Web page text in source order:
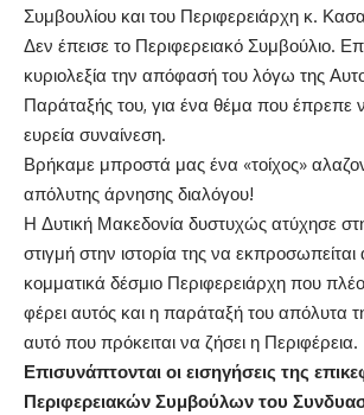
Συμβουλίου και του Περιφερειάρχη κ.
Δεν έπεισε το Περιφερειακό Συμβούλιο.
κυριολεξία την απόφασή του λόγω της
Παράταξής του, για ένα θέμα που έπρεπε
ευρεία συναίνεση.
Βρήκαμε μπροστά μας ένα «τοίχος»
απόλυτης άρνησης διαλόγου!
Η Δυτική Μακεδονία δυστυχώς ατύχησε
στιγμή στην ιστορία της να
κομματικά δέσμιο Περιφερειάρχη που
φέρει αυτός και η παράταξή του απόλυτα
αυτό που πρόκειται να ζήσει η Περιφέρεια.
Επισυνάπτονται οι εισηγήσεις της
Περιφερειακών Συμβούλων του